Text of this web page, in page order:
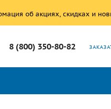
об акциях, скидках и
8 (800) 350-80-82